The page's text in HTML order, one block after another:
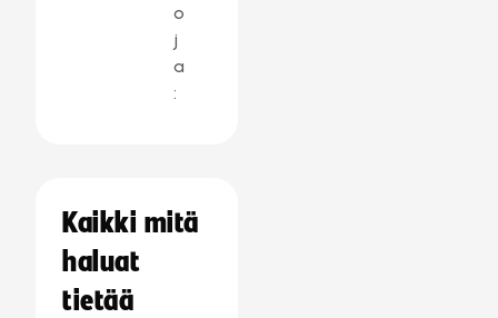
o
j
a
:
Kaikki mitä
haluat
tietää